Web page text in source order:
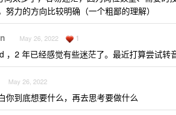
努力的方向比较明确（一个粗鄙的理解）
May 26, 2022 1
，2 年已经感觉有些迷茫了。最近打算尝试转
May 26, 2022
你到底想要什么，再去思考要做什么